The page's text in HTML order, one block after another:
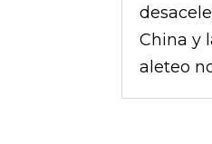
China y
aleteo